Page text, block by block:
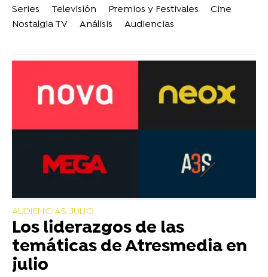
Series Televisión Premios y Festivales
Cine
Nostalgia TV
Análisis Audiencias
AUDIENCIAS JULIO
Los liderazgos de las
temáticas de Atresmedia en
julio